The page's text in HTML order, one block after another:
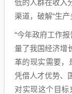
低的人群在收入
渠道，破解“生产
“今年政府工作
量了我国经济增
革的现实需要，
凭借人才优势、
对实现这个目标